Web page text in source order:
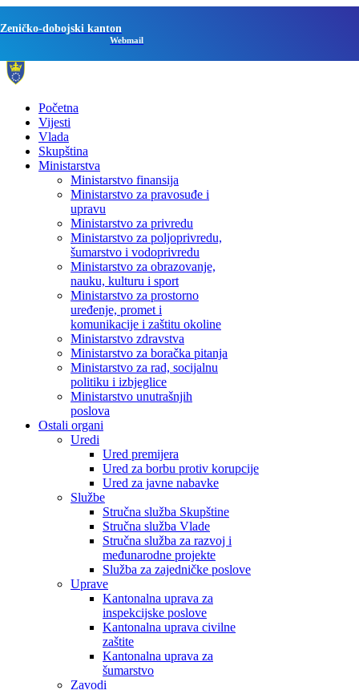
Zeničko-dobojski kanton
Webmail
Početna
Vijesti
Vlada
Skupština
Ministarstva
Ministarstvo finansija
Ministarstvo za pravosuđe i
upravu
Ministarstvo za privredu
Ministarstvo za poljoprivredu,
šumarstvo i vodoprivredu
Ministarstvo za obrazovanje,
nauku, kulturu i sport
Ministarstvo za prostorno
uređenje, promet i
komunikacije i zaštitu okoline
Ministarstvo zdravstva
Ministarstvo za boračka pitanja
Ministarstvo za rad, socijalnu
politiku i izbjeglice
Ministarstvo unutrašnjih
poslova
Ostali organi
Uredi
Ured premijera
Ured za borbu protiv korupcije
Ured za javne nabavke
Službe
Stručna služba Skupštine
Stručna služba Vlade
Stručna služba za razvoj i
međunarodne projekte
Služba za zajedničke poslove
Uprave
Kantonalna uprava za
inspekcijske poslove
Kantonalna uprava civilne
zaštite
Kantonalna uprava za
šumarstvo
Zavodi